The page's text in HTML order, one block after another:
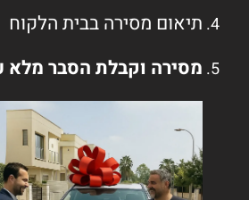
תיאום מסירה בבית הלקוח
מסירה וקבלת הסבר מלא